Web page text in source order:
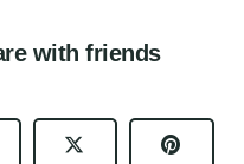
with friends